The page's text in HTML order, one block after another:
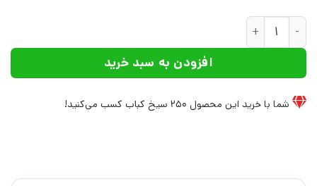
کتاب وحشت سرخ | انتشارات ققنوس عدد
افزودن به سبد خرید
شما با خرید این محصول 250 سیخ کباب کسب می‌کنید!